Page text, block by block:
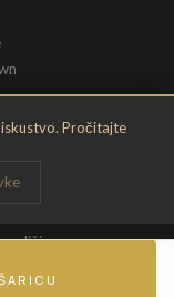
Pročitajte
ODREDBE
veličine